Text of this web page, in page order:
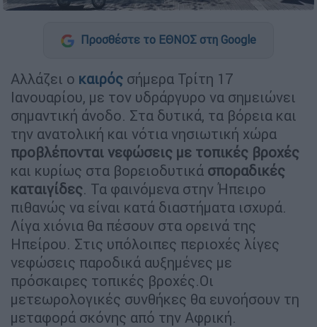
Προσθέστε το ΕΘΝΟΣ στη Google
Αλλάζει ο καιρός σήμερα Τρίτη 17
Ιανουαρίου, με τον υδράργυρο να σημειώνει
σημαντική άνοδο. Στα δυτικά, τα βόρεια και
την ανατολική και νότια νησιωτική χώρα
προβλέπονται νεφώσεις με τοπικές βροχές
και κυρίως στα βορειοδυτικά σποραδικές
καταιγίδες. Τα φαινόμενα στην Ήπειρο
πιθανώς να είναι κατά διαστήματα ισχυρά.
Λίγα χιόνια θα πέσουν στα ορεινά της
Ηπείρου. Στις υπόλοιπες περιοχές λίγες
νεφώσεις παροδικά αυξημένες με
πρόσκαιρες τοπικές βροχές.Οι
μετεωρολογικές συνθήκες θα ευνοήσουν τη
μεταφορά σκόνης από την Αφρική.